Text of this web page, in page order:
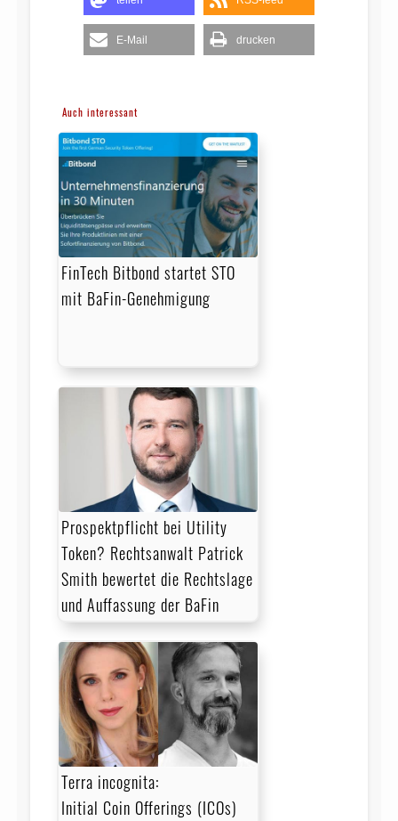
E-Mail drucken
Auch interessant
FinTech Bitbond startet STO
mit BaFin-Genehmigung
Prospektpflicht bei Utility
Token? Rechtsanwalt Patrick
Smith bewertet die Rechts­lage
und Auffassung der BaFin
Terra incognita:
Initial Coin Offerings (ICOs)